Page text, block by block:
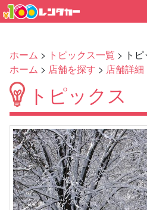
ホーム > トピックス一覧 > ト
ホーム > 店舗を探す > 店舗詳細
トピックス